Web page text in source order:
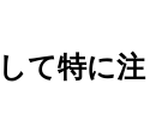
て特に注